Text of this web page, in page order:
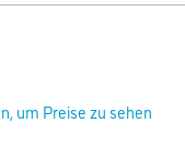
um Preise zu sehen